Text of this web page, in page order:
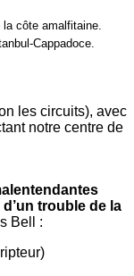
côte amalfitaine.
Cappadoce.
les circuits), avec
notre centre de
trouble de la
Bell :